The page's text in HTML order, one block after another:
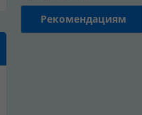
Рекомендациям